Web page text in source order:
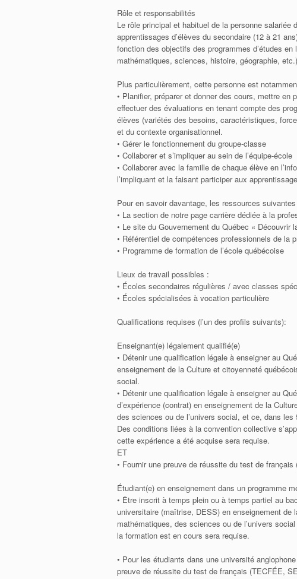
Rôle et responsabilités
Le rôle principal et habituel de la personne
apprentissages d’élèves du secondaire (12 à 21
fonction des objectifs des programmes d’études
mathématiques, sciences, histoire, géographie, etc.)
Plus particulièrement, cette personne est
• Planifier, préparer et donner des cours, mettre en
effectuer des évaluations en tenant compte des
élèves (variétés des besoins, caractéristiques,
et du contexte organisationnel.
• Gérer le fonctionnement du groupe-classe
• Collaborer et s’impliquer au sein de l’équipe-école
• Collaborer avec la famille de chaque élève en
l’impliquant et la faisant participer aux
Pour en savoir davantage, les ressources
• La section de notre page carrière dédiée à la
• Le site du Gouvernement du Québec « Découvrir
• Référentiel de compétences professionnels de la
• Programme de formation de l’école québécoise
Lieux de travail possibles :
• Écoles secondaires régulières / avec classes
• Écoles spécialisées à vocation particulière
Qualifications requises (l’un des profils suivants):
Enseignant(e) légalement qualifié(e)
• Détenir une qualification légale à enseigner au
enseignement de la Culture et citoyenneté
social.
• Détenir une qualification légale à enseigner au
d’expérience (contrat) en enseignement de la
des sciences ou de l’univers social, et ce, dans les
Des conditions liées à la convention collective
cette expérience a été acquise sera requise.
ET
• Fournir une preuve de réussite du test de
Étudiant(e) en enseignement dans un programme
• Être inscrit à temps plein ou à temps partiel au
universitaire (maîtrise, DESS) en enseignement de
mathématiques, des sciences ou de l’univers
la formation est en cours sera requise.
• Pour les étudiants dans une université
preuve de réussite du test de français (TECFÉE,